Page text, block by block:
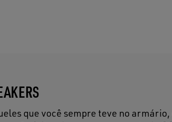
que você sempre teve no